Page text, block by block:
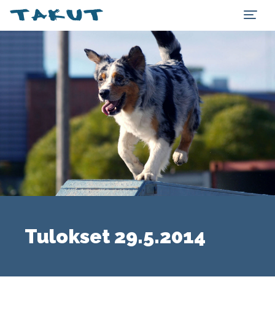
Tulokset 29.5.2014